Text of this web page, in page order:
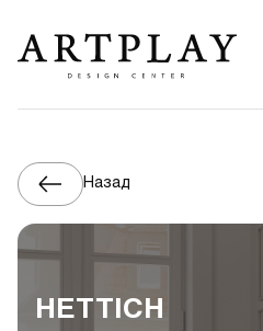
Назад
HETTICH